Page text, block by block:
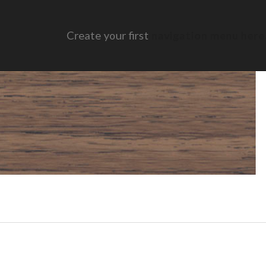
Create your first